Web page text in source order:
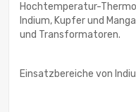
Hochtemperatur-
Indium, Kupfer und
und Transformatoren.
Einsatzbereiche von